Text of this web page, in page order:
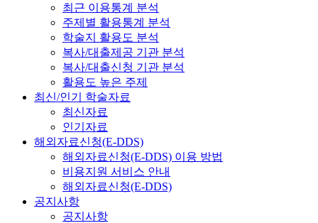
최근 이용통계 분석
주제별 활용통계 분석
학술지 활용도 분석
복사/대출제공 기관 분석
복사/대출신청 기관 분석
활용도 높은 주제
최신/인기 학술자료
최신자료
인기자료
해외자료신청(E-DDS)
해외자료신청(E-DDS) 이용 방법
비용지원 서비스 안내
해외자료신청(E-DDS)
공지사항
공지사항